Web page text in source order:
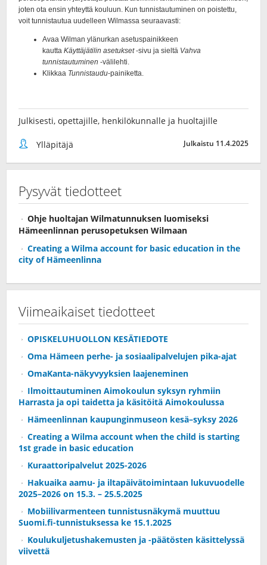
Julkisesti, opettajille, henkilökunnalle ja huoltajille
Ylläpitäjä Julkaistu 11.4.2025
Pysyvät tiedotteet
Ohje huoltajan Wilmatunnuksen luomiseksi
Hämeenlinnan perusopetuksen Wilmaan
Creating a Wilma account for basic education in the
city of Hämeenlinna
Viimeaikaiset tiedotteet
OPISKELUHUOLLON KESÄTIEDOTE
Oma Hämeen perhe- ja sosiaalipalvelujen pika-ajat
OmaKanta-näkyvyyksien laajeneminen
Ilmoittautuminen Aimokoulun syksyn ryhmiin
Harrasta ja opi taidetta ja käsitöitä Aimokoulussa
Hämeenlinnan kaupunginmuseon kesä–syksy 2026
Creating a Wilma account when the child is starting
1st grade in basic education
Kuraattoripalvelut 2025-2026
Hakuaika aamu- ja iltapäivätoimintaan lukuvuodelle
2025–2026 on 15.3. – 25.5.2025
Mobiilivarmenteen tunnistusnäkymä muuttuu
Suomi.fi-tunnistuksessa ke 15.1.2025
Koulukuljetushakemusten ja -päätösten käsittelyssä
viivettä